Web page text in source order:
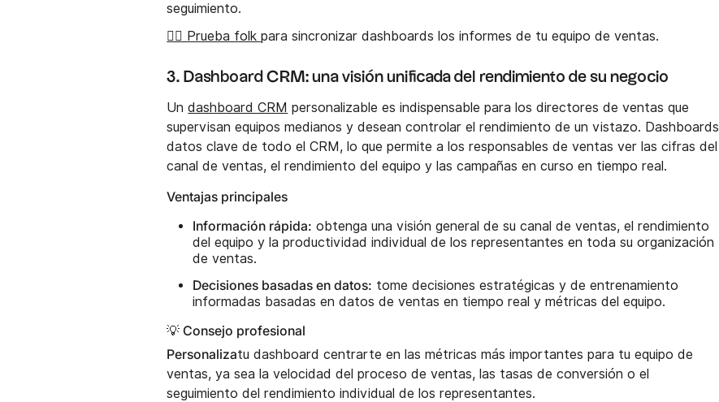
seguimiento.
👉🏼 Prueba folkpara sincronizar dashboards los informes de tu equipo de ventas.
3. Dashboard CRM: una visión unificada del rendimiento de su negocio
Undashboard CRM personalizable es indispensable para los directores de ventas que
supervisan equipos medianos y desean controlar el rendimiento de un vistazo. Dashboards
datos clave de todo el CRM, lo que permite a los responsables de ventas ver las cifras del
canal de ventas, el rendimiento del equipo y las campañas en curso en tiempo real.
Ventajas principales
Información rápida: obtenga una visión general de su canal de ventas, el rendimiento
del equipo y la productividad individual de los representantes en toda su organización
de ventas.
Decisiones basadas en datos: tome decisiones estratégicas y de entrenamiento
informadas basadas en datos de ventas en tiempo real y métricas del equipo.
💡 Consejo profesional
Personalizatu dashboard centrarte en las métricas más importantes para tu equipo de
ventas, ya sea la velocidad del proceso de ventas, las tasas de conversión o el
seguimiento del rendimiento individual de los representantes.